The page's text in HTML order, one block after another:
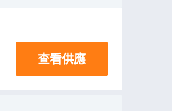
查看供應